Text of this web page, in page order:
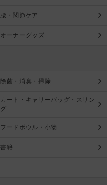
腰・関節ケア
オーナーグッズ
除菌・消臭・掃除
カート・キャリーバッグ・スリン
グ
フードボウル・小物
書籍